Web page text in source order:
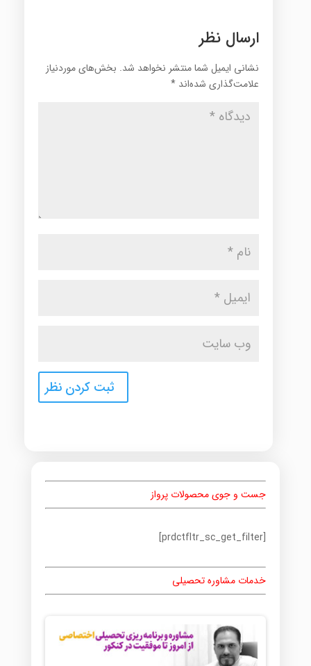
ارسال نظر
نشانی ایمیل شما منتشر نخواهد شد. بخش‌های موردنیاز
علامت‌گذاری شده‌اند *
جست و جوی محصولات پرواز
[prdctfltr_sc_get_filter]
خدمات مشاوره تحصیلی